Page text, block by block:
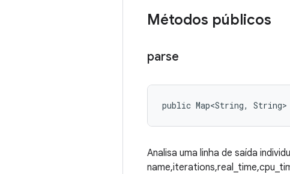
Métodos públicos
parse
public Map<String,
Analisa uma linha de saída